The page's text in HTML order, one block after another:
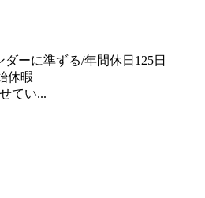
ーに準ずる/年間休日125日
休暇
てい...